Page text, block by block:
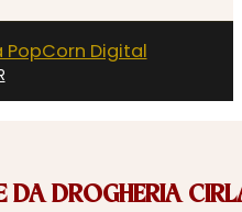
Digital
DA DROGHERIA